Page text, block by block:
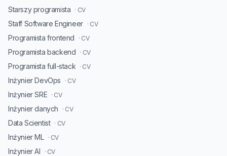
Starszy programista · CV
Staff Software Engineer · CV
Programista frontend · CV
Programista backend · CV
Programista full-stack · CV
Inżynier DevOps · CV
Inżynier SRE · CV
Inżynier danych · CV
Data Scientist · CV
Inżynier ML · CV
Inżynier AI · CV